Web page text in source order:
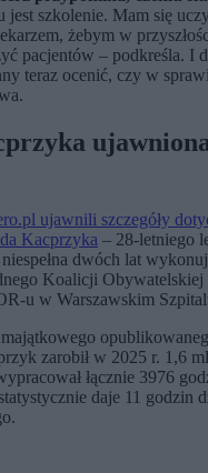
jest szkolenie. Mam się
żebym w
pacjentów – podkreśla. I
teraz ocenić, czy w
ujawnili szczegóły
Kacprzyka – 28-letniego
dwóch lat
Koalicji
u w Warszawskim
zarobił w 2025 r. 1,6
łącznie 3976
daje 11 godzin